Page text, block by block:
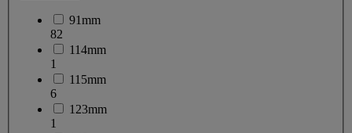
91mm
82
114mm
1
115mm
6
123mm
1